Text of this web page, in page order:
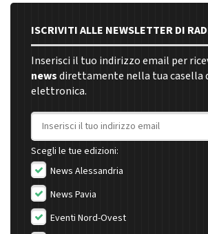
ISCRIVITI ALLE NEWSLETTER DI
Inserisci il tuo indirizzo email per
newsdirettamente nella tua casella
elettronica.
Indirizzo email
Scegli le tue edizioni:
News Alessandria
News Pavia
Eventi Nord-Ovest